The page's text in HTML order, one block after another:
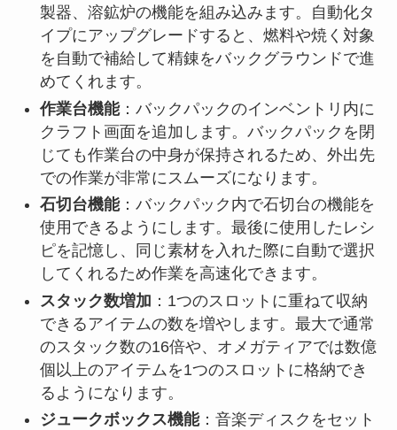
製器、溶鉱炉の機能を組み込みます。自動化タ
イプにアップグレードすると、燃料や焼く対象
を自動で補給して精錬をバックグラウンドで進
めてくれます。
作業台機能：バックパックのインベントリ内に
クラフト画面を追加します。バックパックを閉
じても作業台の中身が保持されるため、外出先
での作業が非常にスムーズになります。
石切台機能：バックパック内で石切台の機能を
使用できるようにします。最後に使用したレシ
ピを記憶し、同じ素材を入れた際に自動で選択
してくれるため作業を高速化できます。
スタック数増加 ：1つのスロットに重ねて収納
できるアイテムの数を増やします。最大で通常
のスタック数の16倍や、オメガティアでは数億
個以上のアイテムを1つのスロットに格納でき
るようになります。
ジュークボックス機能：音楽ディスクをセット